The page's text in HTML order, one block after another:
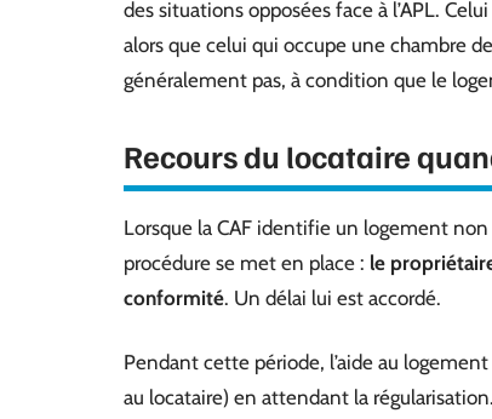
des situations opposées face à l’APL.
alors que celui qui occupe une chambre
généralement pas, à condition que le
Recours du locataire
Lorsque la CAF identifie un logement
procédure se met en place : le
conformité. Un délai lui est accordé.
Pendant cette période, l’aide au
au locataire) en attendant la